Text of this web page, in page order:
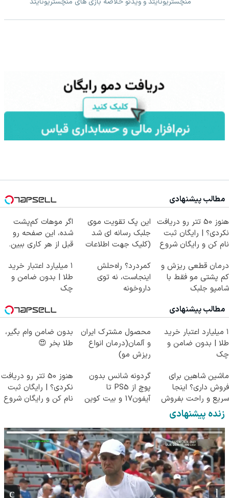
مطالب پیشنهادی
هنوز 50 تتر رو دریافت
نکردی؟ | رایگان ثبت
نام کن و رایگان شروع
این پک تقویت موی
جلبک رسانه ای شد
(کلیک جهت اطلاعات
اگر موهات کم‌پشت
شده، این صفحه رو
قبل از هر کاری ببین.
درمان قطعی ریزش و
کم پشتی مو فقط با
شامپو جلبک
کمردرد؟ راه‌حلش
اینجاست، نه توی
داروخونه
۱ میلیارد اعتبار خرید
طلا | بدون ضامن و
چک
مطالب پیشنهادی
۱ میلیارد اعتبار خرید
طلا | بدون ضامن و
چک
محصول مشترک ایران
و آلمان(درمان انواع
ریزش مو)
بدون ضامن وام بگیر،
طلا بخر 😍
ماشین شاهین برای
فروش داری؟ اینجا
سریع و راحت بفروش
گردونه شانس بدون
پوچ از PS5 تا
آیفون17 و بیت کوین
هنوز 50 تتر رو دریافت
نکردی؟ | رایگان ثبت
نام کن و رایگان شروع
زنده پیشنهادی